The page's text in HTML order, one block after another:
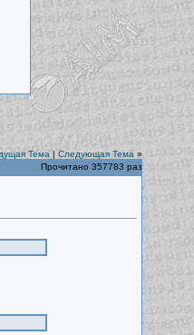
Тема | Следующая Тема »
Прочитано 357783 раз